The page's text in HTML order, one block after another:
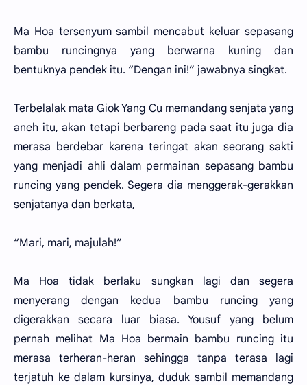
Ma Hoa tersenyum sambil mencabut keluar sepasang
bambu runcingnya yang berwarna kuning dan
bentuknya pendek itu. “Dengan ini!” jawabnya singkat.
Terbelalak mata Giok Yang Cu memandang senjata yang
aneh itu, akan tetapi berbareng pada saat itu juga dia
merasa berdebar karena teringat akan seorang sakti
yang menjadi ahli dalam permainan sepasang bambu
runcing yang pendek. Segera dia menggerak-gerakkan
senjatanya dan berkata,
“Mari, mari, majulah!”
Ma Hoa tidak berlaku sungkan lagi dan segera
menyerang dengan kedua bambu runcing yang
digerakkan secara luar biasa. Yousuf yang belum
pernah melihat Ma Hoa bermain bambu runcing itu
merasa terheran-heran sehingga tanpa terasa lagi
terjatuh ke dalam kursinya, duduk sambil memandang